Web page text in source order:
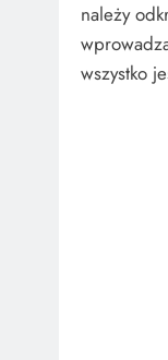
należy
wszystko